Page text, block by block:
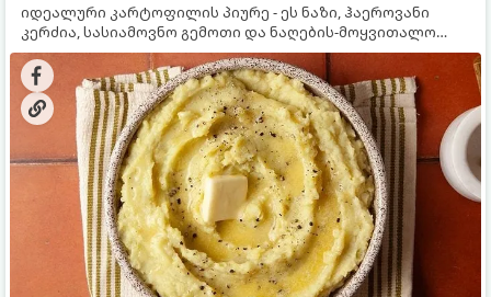
იდეალური კარტოფილის პიურე - ეს ნაზი, ჰაეროვანი
კერძია, სასიამოვნო გემოთი და ნაღების-მოყვითალო
ფერით. მისი მომზადება ძალიან მარტივია, მაგრამ
არსებობს რამდენიმე საიდუმლო, რომლებიც უნდა
იცოდეთ, რომ პიურე იდეალურად გემრიელი გამოვიდეს.